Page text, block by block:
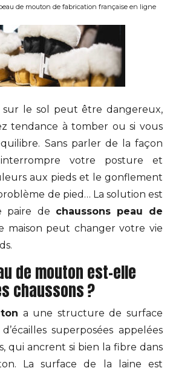
de mouton de fabrication française en ligne
sur le sol peut être dangereux,
tendance à tomber ou si vous
Sans parler de la façon
votre posture et
aux pieds et le gonflement
de pied… La solution est
paire de chaussons peau de
maison peut changer votre vie
de mouton est-elle
chaussons ?
a une structure de surface
superposées appelées
qui ancrent si bien la fibre dans
La surface de la laine est